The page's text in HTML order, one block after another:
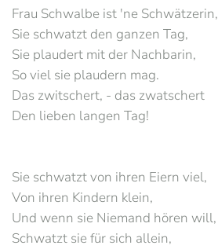
Frau Schwalbe ist 'ne Schwätzerin,
Sie schwatzt den ganzen Tag,
Sie plaudert mit der Nachbarin,
So viel sie plaudern mag.
Das zwitschert, - das zwatschert
Den lieben langen Tag!
Sie schwatzt von ihren Eiern viel,
Von ihren Kindern klein,
Und wenn sie Niemand hören will,
Schwatzt sie für sich allein,